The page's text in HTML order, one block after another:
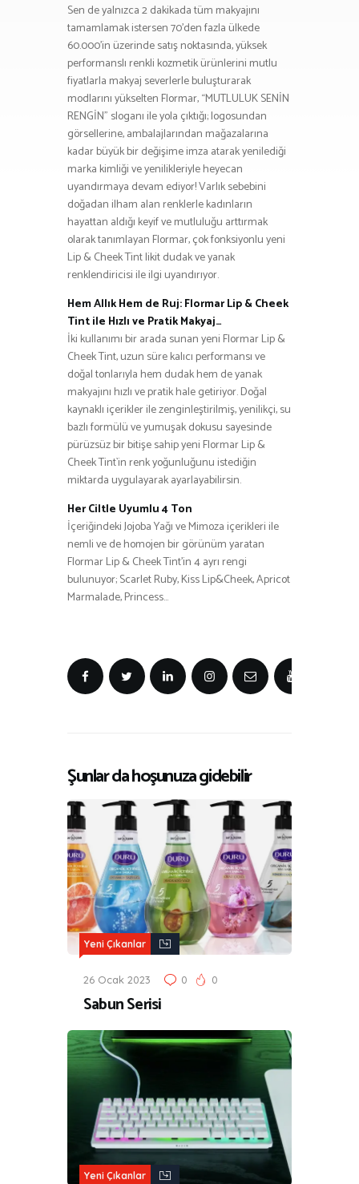
Sen de yalnızca 2 dakikada tüm makyajını
tamamlamak istersen 70’den fazla ülkede
60.000’in üzerinde satış noktasında, yüksek
performanslı renkli kozmetik ürünlerini mutlu
fiyatlarla makyaj severlerle buluşturarak
modlarını yükselten Flormar, “MUTLULUK SENİN
RENGİN” sloganı ile yola çıktığı; logosundan
görsellerine, ambalajlarından mağazalarına
kadar büyük bir değişime imza atarak yenilediği
marka kimliği ve yenilikleriyle heyecan
uyandırmaya devam ediyor! Varlık sebebini
doğadan ilham alan renklerle kadınların
hayattan aldığı keyif ve mutluluğu arttırmak
olarak tanımlayan Flormar, çok fonksiyonlu yeni
Lip & Cheek Tint likit dudak ve yanak
renklendiricisi ile ilgi uyandırıyor.
Hem Allık Hem de Ruj: Flormar Lip & Cheek
Tint ile Hızlı ve Pratik Makyaj…
İki kullanımı bir arada sunan yeni Flormar Lip &
Cheek Tint, uzun süre kalıcı performansı ve
doğal tonlarıyla hem dudak hem de yanak
makyajını hızlı ve pratik hale getiriyor. Doğal
kaynaklı içerikler ile zenginleştirilmiş, yenilikçi, su
bazlı formülü ve yumuşak dokusu sayesinde
pürüzsüz bir bitişe sahip yeni Flormar Lip &
Cheek Tint`in renk yoğunluğunu istediğin
miktarda uygulayarak ayarlayabilirsin.
Her Ciltle Uyumlu 4 Ton
İçeriğindeki Jojoba Yağı ve Mimoza içerikleri ile
nemli ve de homojen bir görünüm yaratan
Flormar Lip & Cheek Tint’in 4 ayrı rengi
bulunuyor; Scarlet Ruby, Kiss Lip&Cheek, Apricot
Marmalade, Princess…
Şunlar da hoşunuza gidebilir
Yeni Çıkanlar
26 Ocak 2023 0 0
Sabun Serisi
Yeni Çıkanlar